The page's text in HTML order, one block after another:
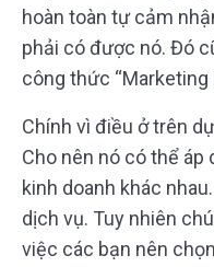
hoàn toàn tự cảm
phải có được nó. Đó
công thức “Marketing
Chính vì điều ở trên
Cho nên nó có thể
kinh doanh khác
dịch vụ. Tuy nhiên
việc các bạn nên